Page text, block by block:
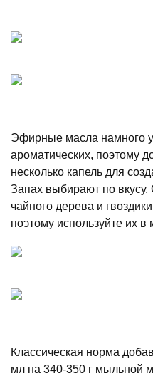
Эфирные масла намного
ароматических, поэтому
несколько капель для
Запах выбирают по
чайного дерева и
поэтому используйте их
Классическая норма
мл на 340-350 г мыльной